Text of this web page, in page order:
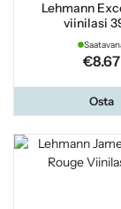
Lehmann
viinilasi
€8.67
Osta